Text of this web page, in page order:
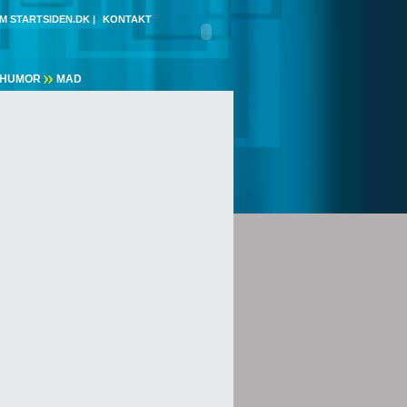
STARTSIDEN.DK | KONTAKT
HUMOR MAD